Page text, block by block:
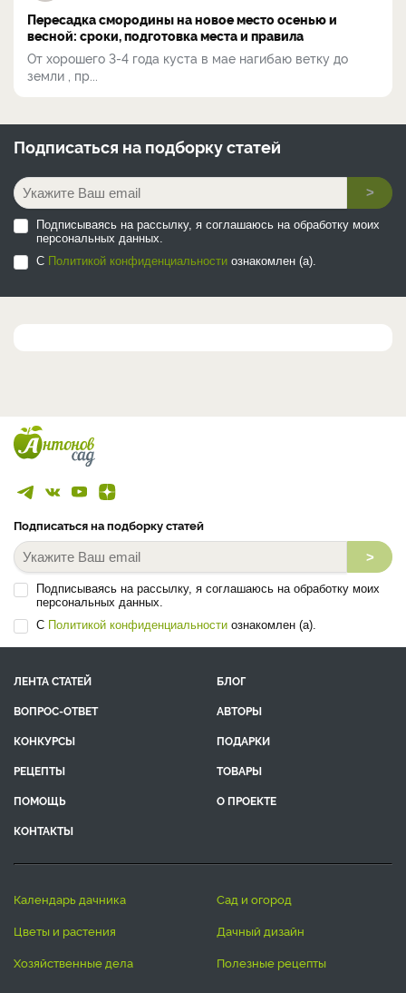
Пересадка смородины на новое место осенью и
весной: сроки, подготовка места и правила
От хорошего 3-4 года куста в мае нагибаю ветку до
земли , пр...
Подписаться на подборку статей
>
Подписываясь на рассылку, я соглашаюсь на обработку моих
персональных данных.
С Политикой конфиденциальности ознакомлен (а).
Подписаться на подборку статей
>
Подписываясь на рассылку, я соглашаюсь на обработку моих
персональных данных.
С Политикой конфиденциальности ознакомлен (а).
ЛЕНТА СТАТЕЙ
БЛОГ
ВОПРОС-ОТВЕТ
АВТОРЫ
КОНКУРСЫ
ПОДАРКИ
РЕЦЕПТЫ
ТОВАРЫ
ПОМОЩЬ
О ПРОЕКТЕ
КОНТАКТЫ
календарь дачника
сад и огород
цветы и растения
дачный дизайн
хозяйственные дела
полезные рецепты